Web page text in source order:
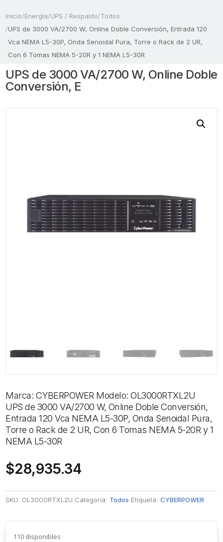
Inicio/Energía/UPS / Respaldo/Todos
/UPS de 3000 VA/2700 W, Online Doble Conversión, Entrada 120
Vca NEMA L5-30P, Onda Senoidal Pura, Torre o Rack de 2 UR,
Con 6 Tomas NEMA 5-20R y 1 NEMA L5-30R
UPS de 3000 VA/2700 W, Online Doble
Conversión, E
Marca: CYBERPOWER Modelo: OL3000RTXL2U
UPS de 3000 VA/2700 W, Online Doble Conversión,
Entrada 120 Vca NEMA L5-30P, Onda Senoidal Pura,
Torre o Rack de 2 UR, Con 6 Tomas NEMA 5-20R y 1
NEMA L5-30R
$28,935.34
SKU: OL3000RTXL2U Categoría: Todos Etiqueta:CYBERPOWER
110 disponibles